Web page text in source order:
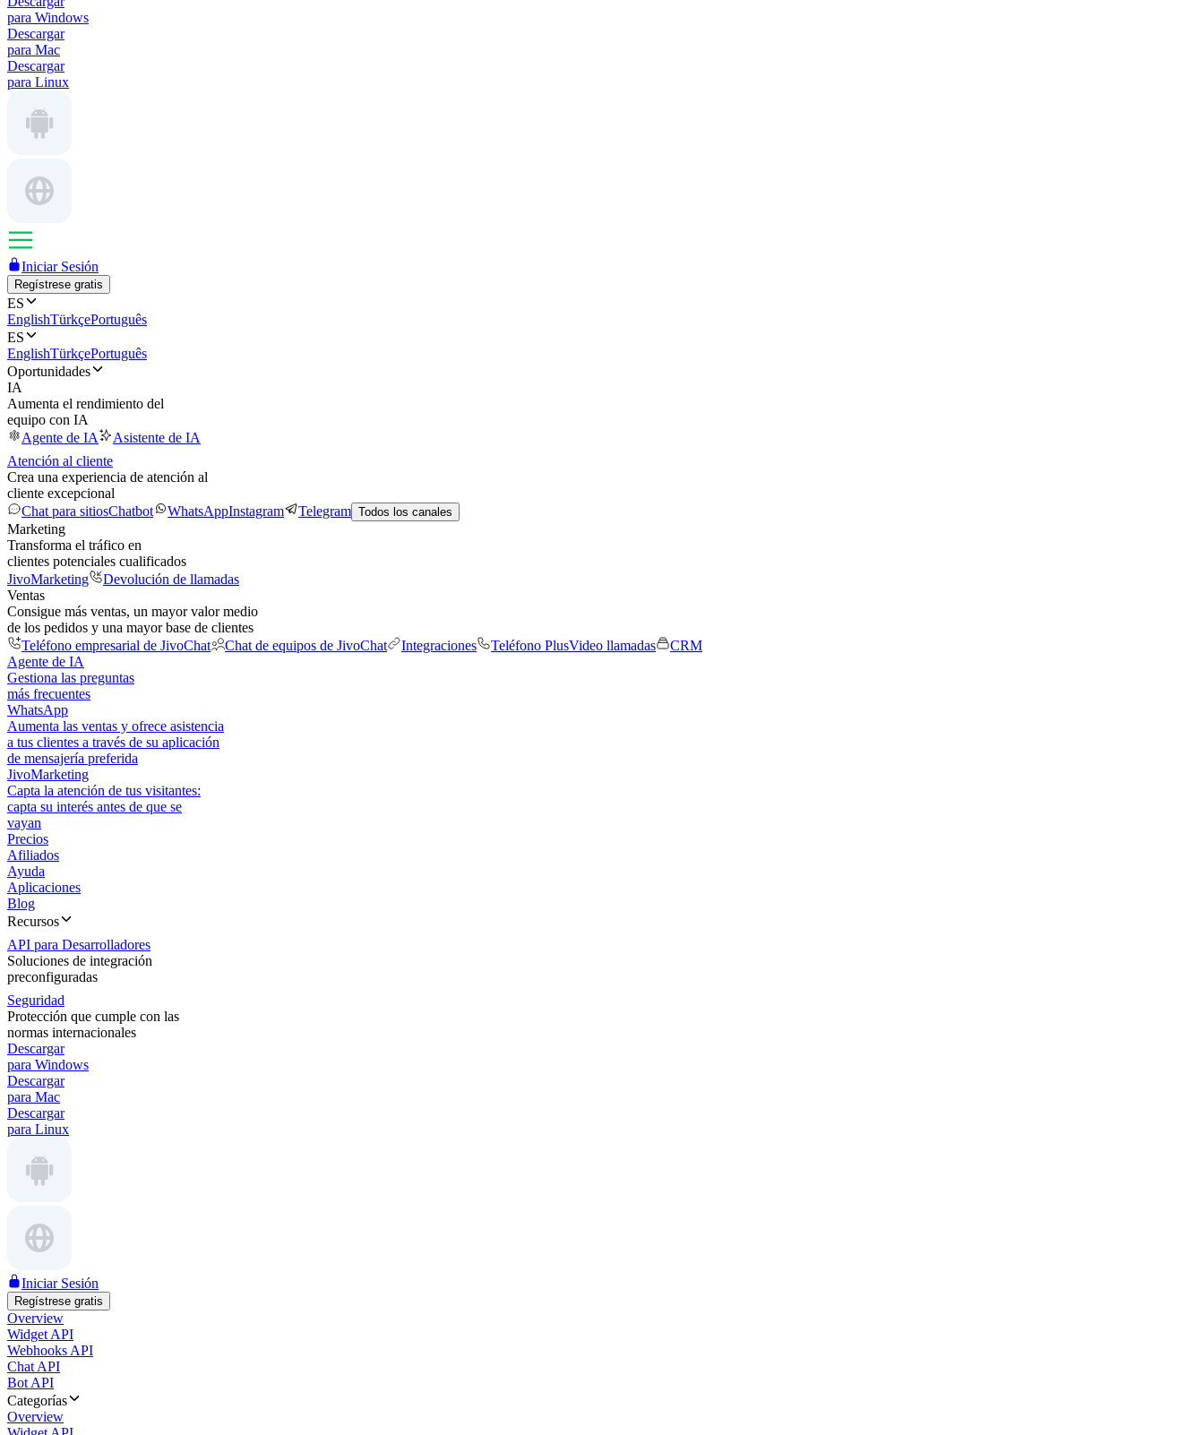
para Windows
Descargar
para Mac
Descargar
para Linux
Iniciar Sesión
Regístrese gratis
ES
EnglishTürkçePortuguês
ES
EnglishTürkçePortuguês
Oportunidades
IA
Aumenta el rendimiento del
equipo con IA
Agente de IA
Asistente de IA
Atención al cliente
Crea una experiencia de atención al
cliente excepcional
Chat para sitiosChatbot WhatsAppInstagram Telegram Todos los canales
Marketing
Transforma el tráfico en
clientes potenciales cualificados
JivoMarketing
Devolución de llamadas
Ventas
Consigue más ventas, un mayor valor medio
de los pedidos y una mayor base de clientes
Teléfono empresarial de JivoChat
Chat de equipos de JivoChat Integraciones Teléfono PlusVideo llamadas
CRM
Agente de IA
Gestiona las preguntas
más frecuentes
WhatsApp
Aumenta las ventas y ofrece asistencia
a tus clientes a través de su aplicación
de mensajería preferida
JivoMarketing
Capta la atención de tus visitantes:
capta su interés antes de que se
vayan
Precios
Afiliados
Ayuda
Aplicaciones
Blog
Recursos
API para Desarrolladores
Soluciones de integración
preconfiguradas
Seguridad
Protección que cumple con las
normas internacionales
Descargar
para Windows
Descargar
para Mac
Descargar
para Linux
Iniciar Sesión
Regístrese gratis
Overview
Widget API
Webhooks API
Chat API
Bot API
Categorías
Overview